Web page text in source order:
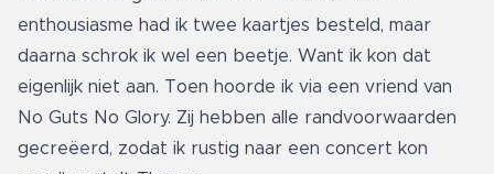
enthousiasme had ik twee kaartjes besteld, maar
daarna schrok ik wel een beetje. Want ik kon dat
eigenlijk niet aan. Toen hoorde ik via een vriend van
No Guts No Glory. Zij hebben alle randvoorwaarden
gecreëerd, zodat ik rustig naar een concert kon